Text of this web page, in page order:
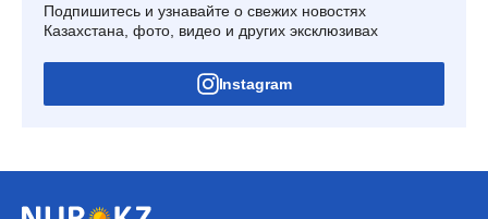
Подпишитесь и узнавайте о свежих новостях
Казахстана, фото, видео и других эксклюзивах
Instagram